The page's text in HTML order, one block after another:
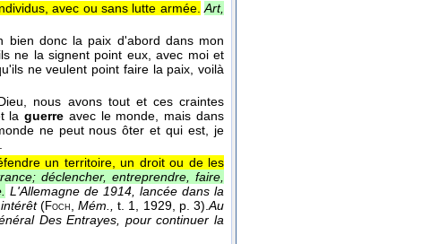
avec ou sans lutte armée. Art,
bien donc la paix d'abord dans mon
ne la signent point eux, avec moi et
ne veulent point faire la paix, voilà
nous avons tout et ces craintes
laguerre avec le monde, mais dans
ne peut nous ôter et qui est, je
un territoire, un droit ou de les
déclencher, entreprendre, faire,
L'Allemagne de 1914, lancée dans la
(Foch, Mém.,t. 1, 1929, p. 3).Au
Des Entrayes, pour continuer la